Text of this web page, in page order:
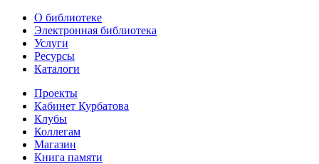
О библиотеке
Электронная библиотека
Услуги
Ресурсы
Каталоги
Проекты
Кабинет Курбатова
Клубы
Коллегам
Магазин
Книга памяти